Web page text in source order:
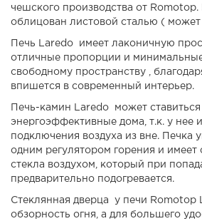
чешского производства от Romotop.
облицован листовой сталью ( может
Печь Laredo имеет лаконичную
отличные пропорции и
свободному пространству ,
впишется в современный интерьер.
Печь-камин Laredo может ставиться
энергоэффективные дома, т.к. у нее
подключения воздуха из вне. Печка
одним регулятором горения и имеет
стекла воздухом, который при
предварительно подогревается.
Стеклянная дверца у печи Romotop
обзорность огня, а для большего